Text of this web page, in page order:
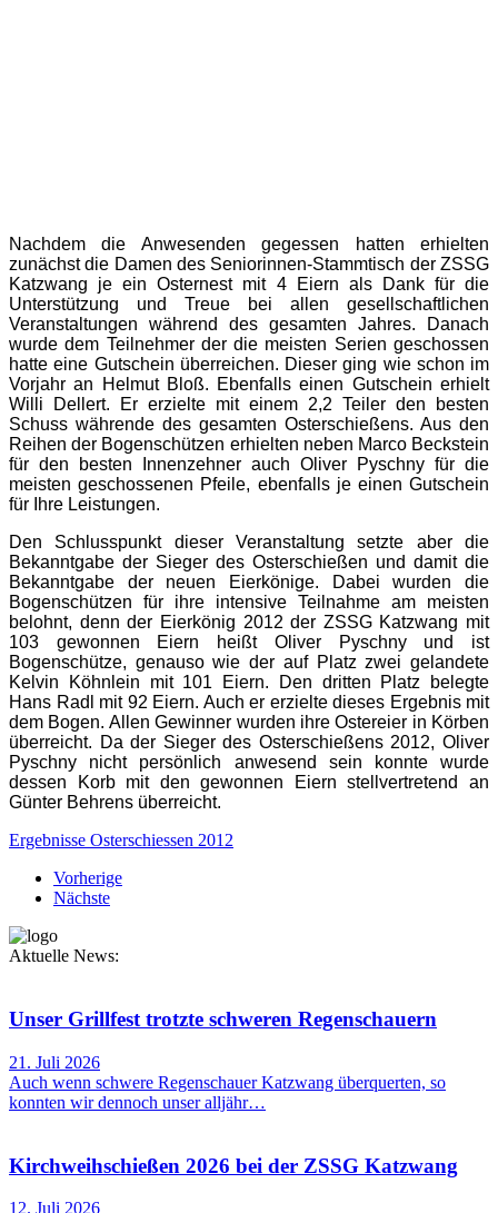
Nachdem die Anwesenden gegessen hatten erhielten
zunächst die Damen des Seniorinnen-Stammtisch der ZSSG
Katzwang je ein Osternest mit 4 Eiern als Dank für die
Unterstützung und Treue bei allen gesellschaftlichen
Veranstaltungen während des gesamten Jahres. Danach
wurde dem Teilnehmer der die meisten Serien geschossen
hatte eine Gutschein überreichen. Dieser ging wie schon im
Vorjahr an Helmut Bloß. Ebenfalls einen Gutschein erhielt
Willi Dellert. Er erzielte mit einem 2,2 Teiler den besten
Schuss währende des gesamten Osterschießens. Aus den
Reihen der Bogenschützen erhielten neben Marco Beckstein
für den besten Innenzehner auch Oliver Pyschny für die
meisten geschossenen Pfeile, ebenfalls je einen Gutschein
für Ihre Leistungen.
Den Schlusspunkt dieser Veranstaltung setzte aber die
Bekanntgabe der Sieger des Osterschießen und damit die
Bekanntgabe der neuen Eierkönige. Dabei wurden die
Bogenschützen für ihre intensive Teilnahme am meisten
belohnt, denn der Eierkönig 2012 der ZSSG Katzwang mit
103 gewonnen Eiern heißt Oliver Pyschny und ist
Bogenschütze, genauso wie der auf Platz zwei gelandete
Kelvin Köhnlein mit 101 Eiern. Den dritten Platz belegte
Hans Radl mit 92 Eiern. Auch er erzielte dieses Ergebnis mit
dem Bogen. Allen Gewinner wurden ihre Ostereier in Körben
überreicht. Da der Sieger des Osterschießens 2012, Oliver
Pyschny nicht persönlich anwesend sein konnte wurde
dessen Korb mit den gewonnen Eiern stellvertretend an
Günter Behrens überreicht.
Ergebnisse Osterschiessen 2012
Vorherige
Nächste
Aktuelle News:
Unser Grillfest trotzte schweren Regenschauern
21. Juli 2026
Auch wenn schwere Regenschauer Katzwang überquerten, so
konnten wir dennoch unser alljähr…
Kirchweihschießen 2026 bei der ZSSG Katzwang
12. Juli 2026